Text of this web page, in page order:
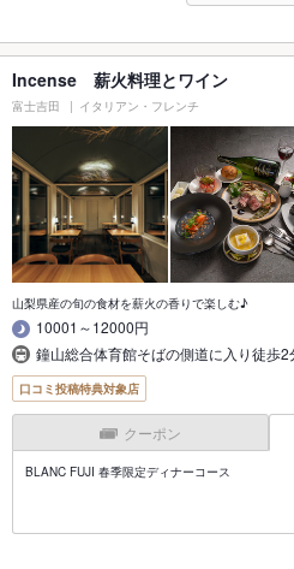
Incense 薪火料理とワイン
富士吉田 イタリアン・フレンチ
山梨県産の旬の食材を薪火の香りで楽しむ♪
10001～12000円
鐘山総合体育館そばの側道に入り徒歩2
口コミ投稿特典対象店
クーポン
BLANC FUJI 春季限定ディナーコース